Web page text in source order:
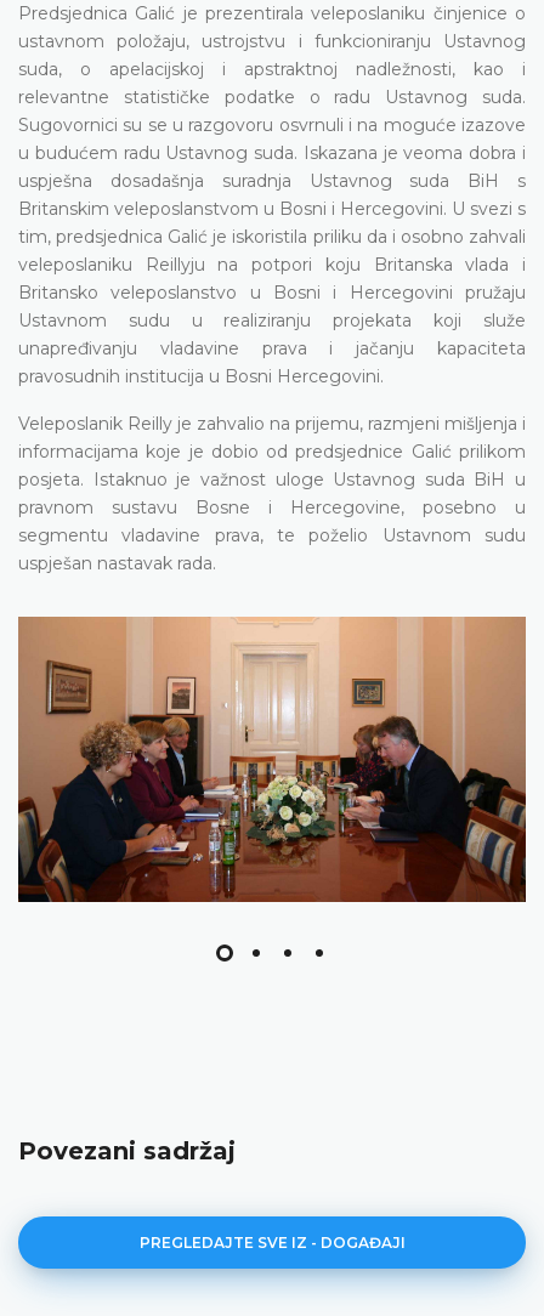
Predsjednica Galić je prezentirala veleposlaniku činjenice o
ustavnom položaju, ustrojstvu i funkcioniranju Ustavnog
suda, o apelacijskoj i apstraktnoj nadležnosti, kao i
relevantne statističke podatke o radu Ustavnog suda.
Sugovornici su se u razgovoru osvrnuli i na moguće izazove
u budućem radu Ustavnog suda. Iskazana je veoma dobra i
uspješna dosadašnja suradnja Ustavnog suda BiH s
Britanskim veleposlanstvom u Bosni i Hercegovini. U svezi s
tim, predsjednica Galić je iskoristila priliku da i osobno zahvali
veleposlaniku Reillyju na potpori koju Britanska vlada i
Britansko veleposlanstvo u Bosni i Hercegovini pružaju
Ustavnom sudu u realiziranju projekata koji služe
unapređivanju vladavine prava i jačanju kapaciteta
pravosudnih institucija u Bosni Hercegovini.
Veleposlanik Reilly je zahvalio na prijemu, razmjeni mišljenja i
informacijama koje je dobio od predsjednice Galić prilikom
posjeta. Istaknuo je važnost uloge Ustavnog suda BiH u
pravnom sustavu Bosne i Hercegovine, posebno u
segmentu vladavine prava, te poželio Ustavnom sudu
uspješan nastavak rada.
Povezani sadržaj
PREGLEDAJTE SVE IZ - DOGAĐAJI